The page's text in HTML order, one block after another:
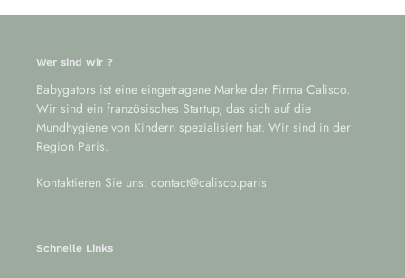
Wer sind wir ?
Babygators ist eine eingetragene Marke der Firma Calisco.
Wir sind ein französisches Startup, das sich auf die
Mundhygiene von Kindern spezialisiert hat. Wir sind in der
Region Paris.
Kontaktieren Sie uns: contact@calisco.paris
Schnelle Links